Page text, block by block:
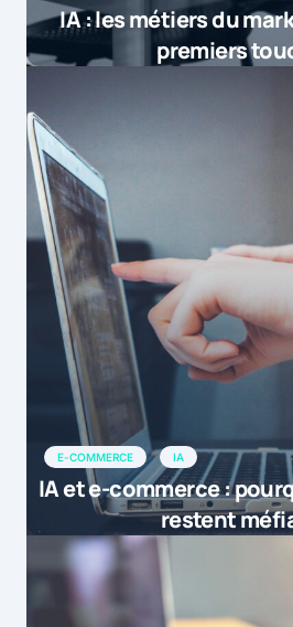
[…] Selon une étude
marché du m-commerce
la France reste en retard
la Grande Bretagne ou
l’Allemagne, c’est aussi
européen qui connaît une
fortes croissances en
shopping mobile […]
La France 3ème sur le podium
2 mars 2015 at 10h03
IA : les métiers du
premiers
E-COMMERCE IA
IA et e-commerce :
restent